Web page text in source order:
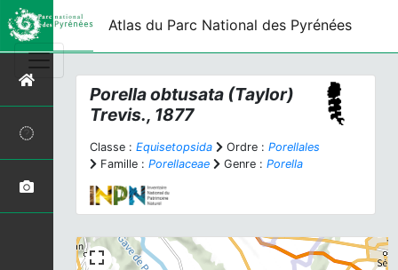
Atlas du Parc National des Pyrénées
Porella obtusata (Taylor)
Trevis., 1877
Classe : Equisetopsida Ordre : Porellales
Famille : Porellaceae Genre : Porella